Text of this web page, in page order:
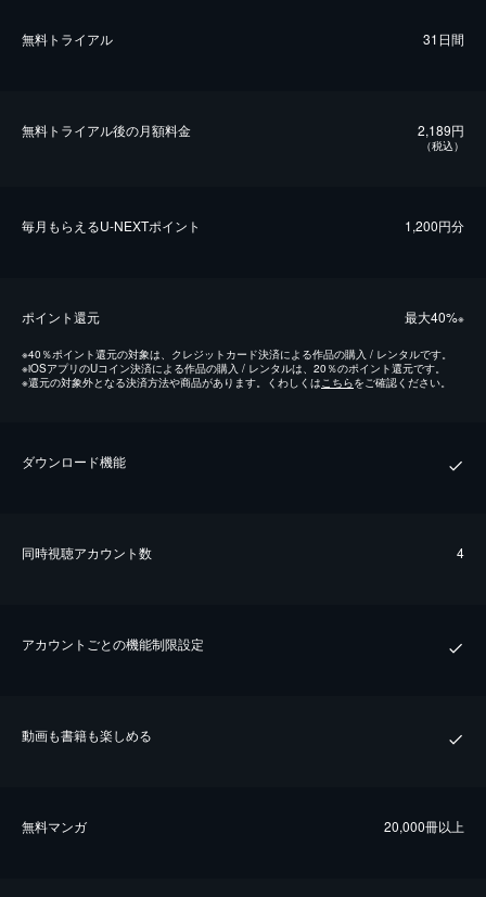
無料トライアル 31日間
無料トライアル後の⽉額料金 2,189円
（税込）
毎⽉もらえるU-NEXTポイント 1,200円分
ポイント還元 最⼤40%※
※40％ポイント還元の対象は、クレジットカード決済による作品の購入 / レンタルです。
※iOSアプリのUコイン決済による作品の購入 / レンタルは、20％のポイント還元です。
※還元の対象外となる決済方法や商品があります。くわしくは こちらをご確認ください。
ダウンロード機能
同時視聴アカウント数 4
アカウントごとの機能制限設定
動画も書籍も楽しめる
無料マンガ 20,000冊以上